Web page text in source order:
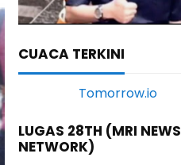
CUACA TERKINI
LUGAS 28TH (MRI NEWS
NETWORK)